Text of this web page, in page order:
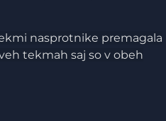
nasprotnike premagala
tekmah saj so v obeh